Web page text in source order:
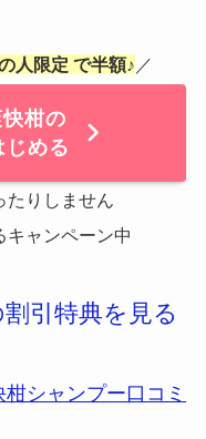
人限定 で半額♪ ／
柑の
じめる
りしません
キャンペーン中
引特典を見る
柑シャンプー口コミ